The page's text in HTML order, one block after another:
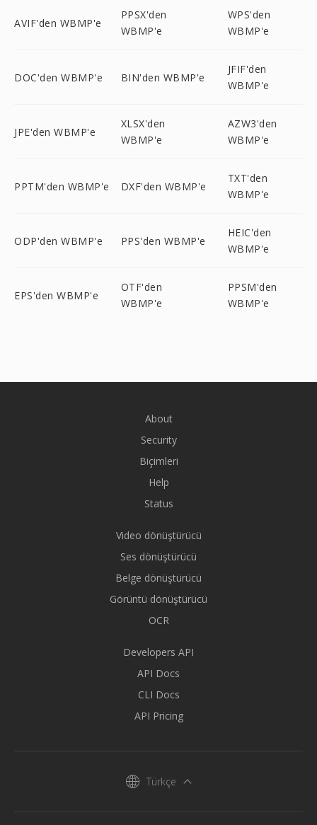
AVIF'den WBMP'e
PPSX'den
WBMP'e
WPS'den
WBMP'e
DOC'den WBMP'e BIN'den WBMP'e
JFIF'den
WBMP'e
JPE'den WBMP'e
XLSX'den
WBMP'e
AZW3'den
WBMP'e
PPTM'den WBMP'e DXF'den WBMP'e
TXT'den
WBMP'e
ODP'den WBMP'e PPS'den WBMP'e
HEIC'den
WBMP'e
EPS'den WBMP'e
OTF'den
WBMP'e
PPSM'den
WBMP'e
About
Security
Biçimleri
Help
Status
Video dönüştürücü
Ses dönüştürücü
Belge dönüştürücü
Görüntü dönüştürücü
OCR
Developers API
API Docs
CLI Docs
API Pricing
Türkçe